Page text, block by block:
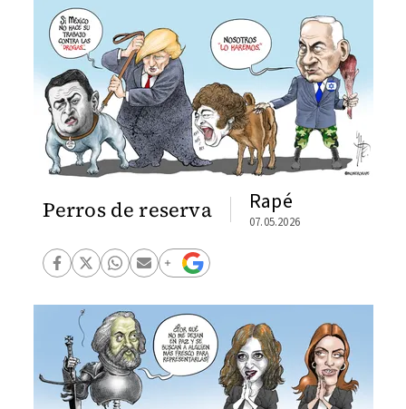
Perros de reserva Rapé
07.05.2026